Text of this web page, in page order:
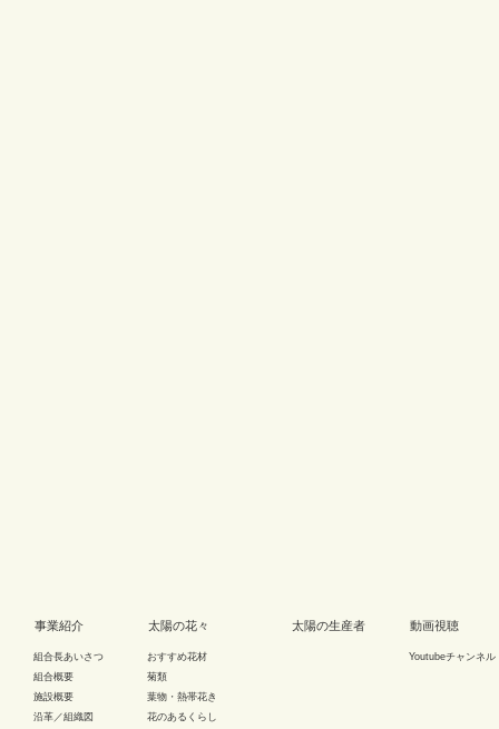
事業紹介
組合長あいさつ
組合概要
施設概要
沿革／組織図
太陽の花々
おすすめ花材
菊類
葉物・熱帯花き
花のあるくらし
太陽の生産者 動画視聴
Youtubeチャンネル